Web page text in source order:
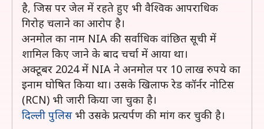
है, जिस पर जेल में रहते हुए भी वैश्विक आपराधिक
गिरोह चलाने का आरोप है।
अनमोल का नाम NIA की सर्वाधिक वांछित सूची में
शामिल किए जाने के बाद चर्चा में आया था।
अक्टूबर 2024 में NIA ने अनमोल पर 10 लाख रुपये का
इनाम घोषित किया था। उसके खिलाफ रेड कॉर्नर नोटिस
(RCN) भी जारी किया जा चुका है।
दिल्ली पुलिसभी उसके प्रत्यर्पण की मांग कर चुकी है।